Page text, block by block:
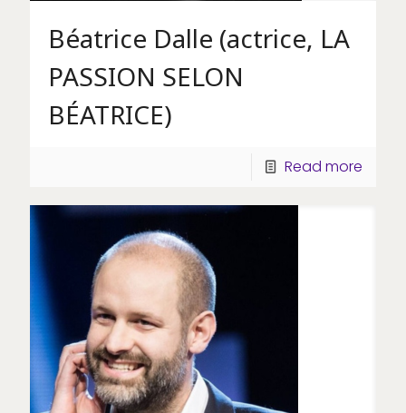
Béatrice Dalle (actrice, LA
PASSION SELON
BÉATRICE)
Read more